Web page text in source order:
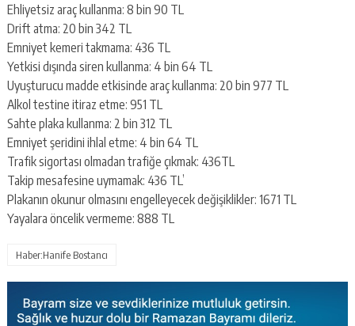
Ehliyetsiz araç kullanma: 8 bin 90 TL
Drift atma: 20 bin 342 TL
Emniyet kemeri takmama: 436 TL
Yetkisi dışında siren kullanma: 4 bin 64 TL
Uyuşturucu madde etkisinde araç kullanma: 20 bin 977 TL
Alkol testine itiraz etme: 951 TL
Sahte plaka kullanma: 2 bin 312 TL
Emniyet şeridini ihlal etme: 4 bin 64 TL
Trafik sigortası olmadan trafiğe çıkmak: 436TL
Takip mesafesine uymamak: 436 TL’
Plakanın okunur olmasını engelleyecek değişiklikler: 1671 TL
Yayalara öncelik vermeme: 888 TL
Haber:Hanife Bostancı